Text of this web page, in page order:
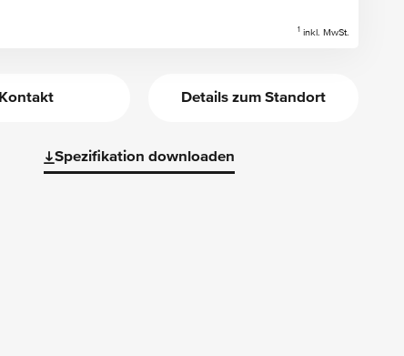
1 inkl. MwSt.
Kontakt Details zum Standort
Spezifikation downloaden